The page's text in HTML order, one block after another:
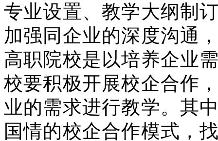
专业设置、教学大纲制
加强同企业的深度沟通
高职院校是以培养企业
校要积极开展校企合作
业的需求进行教学。其
国情的校企合作模式，